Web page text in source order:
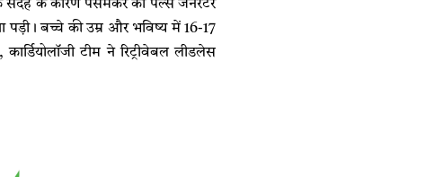
संदेह के कारण पेसमेकर का पल्स जनरेटर
बच्चे की उम्र और भविष्य में 16-17
टीम ने रिट्रीवेबल लीडलेस